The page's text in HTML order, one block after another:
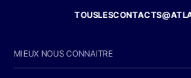
MIEUX NOUS CONNAITRE